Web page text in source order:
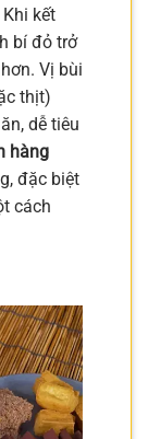
kết
bí đỏ trở
Vị bùi
thịt)
dễ tiêu
hàng
đặc biệt
cách